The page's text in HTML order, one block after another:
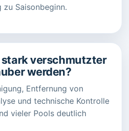
zu Saisonbeginn.
stark verschmutzter
werden?
Entfernung von
und technische Kontrolle
vieler Pools deutlich